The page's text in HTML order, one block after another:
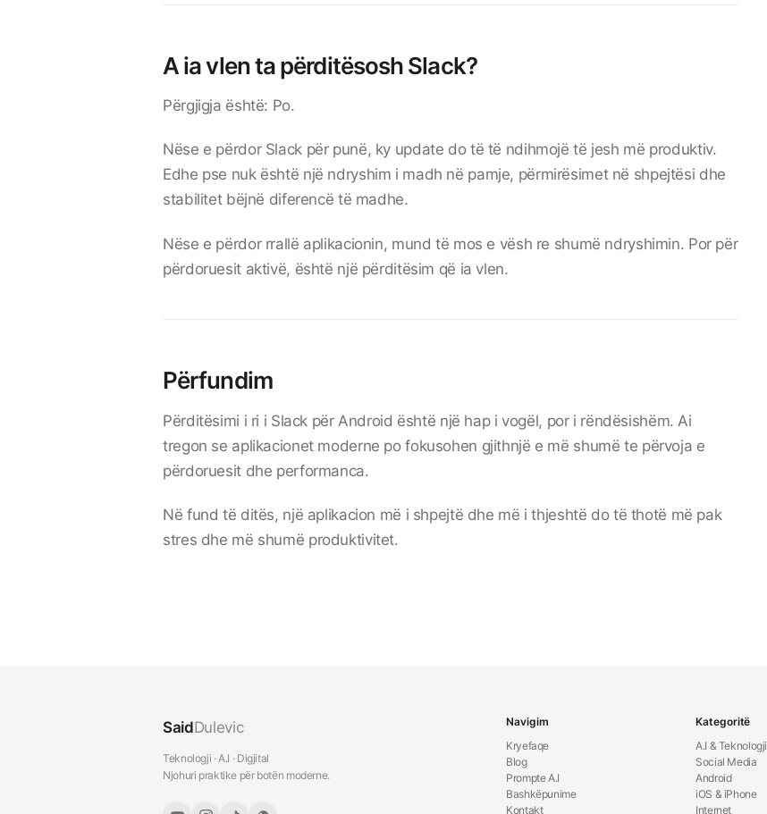
A ia vlen ta përditësosh Slack?
Përgjigja është: Po.
Nëse e përdor Slack për punë, ky update do të të ndihmojë të jesh më produktiv.
Edhe pse nuk është një ndryshim i madh në pamje, përmirësimet në shpejtësi dhe
stabilitet bëjnë diferencë të madhe.
Nëse e përdor rrallë aplikacionin, mund të mos e vësh re shumë ndryshimin. Por për
përdoruesit aktivë, është një përditësim që ia vlen.
Përfundim
Përditësimi i ri i Slack për Android është një hap i vogël, por i rëndësishëm. Ai
tregon se aplikacionet moderne po fokusohen gjithnjë e më shumë te përvoja e
përdoruesit dhe performanca.
Në fund të ditës, një aplikacion më i shpejtë dhe më i thjeshtë do të thotë më pak
stres dhe më shumë produktivitet.
SaidDulevic
Teknologji · A.I · Digjital
Njohuri praktike për botën moderne.
Navigim
Kryefaqe
Blog
Prompte A.I
Bashkëpunime
Kontakt
Kategoritë
A.I & Teknologji
Social Media
Android
iOS & iPhone
Internet